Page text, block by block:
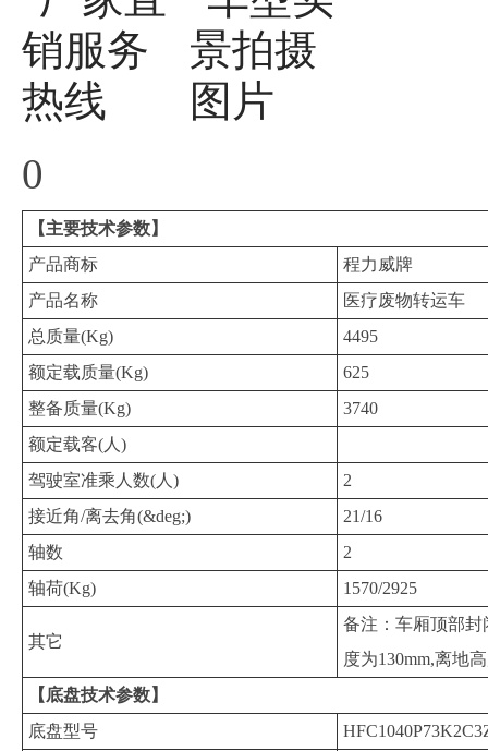
0
【主要技术参数】
产品商标
程力威牌
产品名称
医疗废物转运车
总质量(Kg)
4495
额定载质量(Kg)
625
整备质量(Kg)
3740
额定载客(人)
驾驶室准乘人数(人)
2
接近角/离去角(&deg;)
21/16
轴数
2
轴荷(Kg)
1570/2925
其它
备注：车厢顶部封
度为130mm,离地
【底盘技术参数】
底盘型号